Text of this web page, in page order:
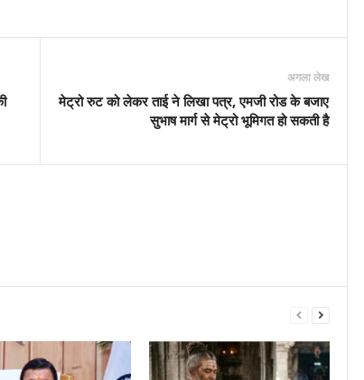
अगला लेख
मेट्रो रुट को लेकर ताई ने लिखा पत्र, एमजी रोड के बजाए
सुभाष मार्ग से मेट्रो भूमिगत हो सकती है